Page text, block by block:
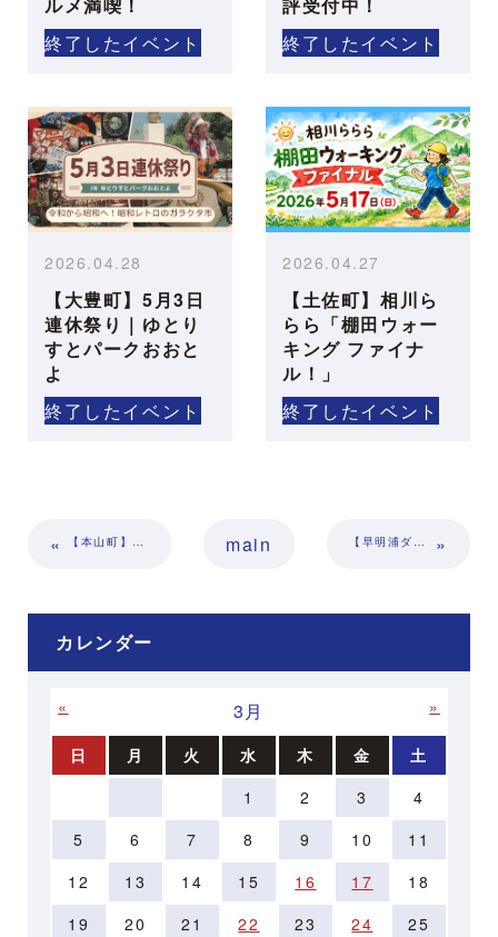
終了したイベント 終了したイベント
【大豊町】5月3日
連休祭り｜ゆとり
すとパークおおと
よ
2026.04.28
終了したイベント
【土佐町】相川ら
らら「棚田ウォー
キング ファイナ
ル！」
2026.04.27
終了したイベント
« 【本山町】4/23（日）岸ツツジほのぼの体験ツアー main 【早明浦ダム付近の通行止め】及び【ダムカード配布場所変更】のお知らせ »
カレンダー
« 3月 »
日 月 火 水 木 金
土
1
2 3
4
5
6 7 8 9 10
11
12
13 14 15 16 17
18
19
20 21 22 23 24
25